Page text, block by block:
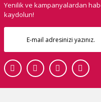
Yenilik ve kampanyalardan
kaydolun!